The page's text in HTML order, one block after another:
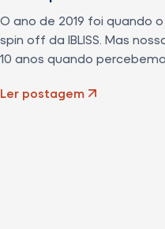
O ano de 2019 foi quando
spin off da IBLISS. Mas
10 anos quando
Ler postagem